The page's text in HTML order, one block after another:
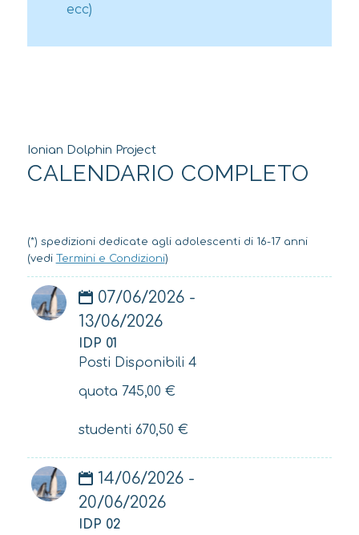
ecc)
Ionian Dolphin Project
CALENDARIO COMPLETO
(*) spedizioni dedicate agli adolescenti di 16-17 anni
(vedi Termini e Condizioni)
07/06/2026 -
13/06/2026
IDP 01
Posti Disponibili 4
quota 745,00 €
studenti 670,50 €
14/06/2026 -
20/06/2026
IDP 02